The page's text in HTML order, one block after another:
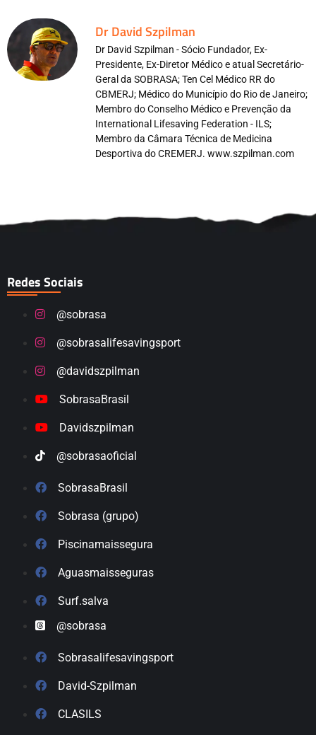
Dr David Szpilman
Dr David Szpilman - Sócio Fundador, Ex-
Presidente, Ex-Diretor Médico e atual Secretário-
Geral da SOBRASA; Ten Cel Médico RR do
CBMERJ; Médico do Município do Rio de Janeiro;
Membro do Conselho Médico e Prevenção da
International Lifesaving Federation - ILS;
Membro da Câmara Técnica de Medicina
Desportiva do CREMERJ. www.szpilman.com
Redes Sociais
@sobrasa
@sobrasalifesavingsport
@davidszpilman
SobrasaBrasil
Davidszpilman
@sobrasaoficial
SobrasaBrasil
Sobrasa (grupo)
Piscinamaissegura
Aguasmaisseguras
Surf.salva
@sobrasa
Sobrasalifesavingsport
David-Szpilman
CLASILS